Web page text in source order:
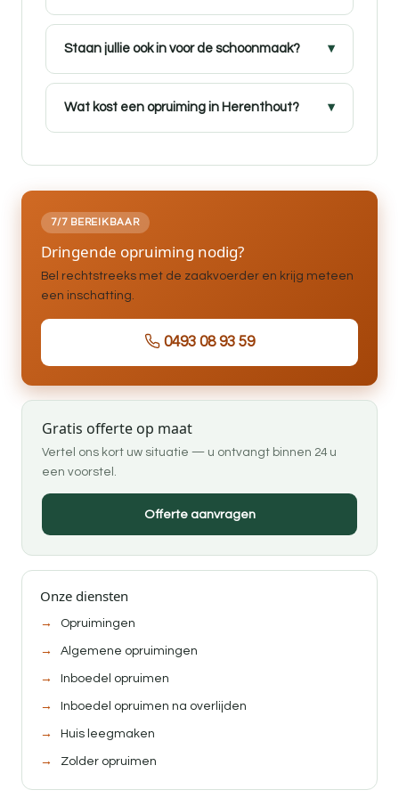
Staan jullie ook in voor de schoonmaak?
Wat kost een opruiming in Herenthout?
7/7 BEREIKBAAR
Dringende opruiming nodig?
Bel rechtstreeks met de zaakvoerder en krijg meteen
een inschatting.
0493 08 93 59
Gratis offerte op maat
Vertel ons kort uw situatie — u ontvangt binnen 24 u
een voorstel.
Offerte aanvragen
Onze diensten
Opruimingen
Algemene opruimingen
Inboedel opruimen
Inboedel opruimen na overlijden
Huis leegmaken
Zolder opruimen